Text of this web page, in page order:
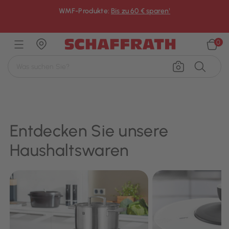
WMF-Produkte: Bis zu 60 € sparen¹
0
Entdecken Sie unsere
Haushaltswaren